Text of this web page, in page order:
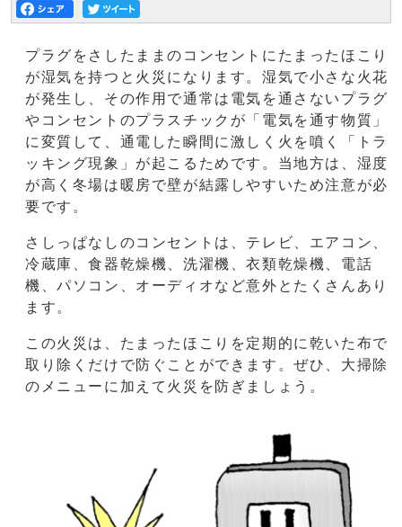
プラグをさしたままのコンセントにたまったほこり
が湿気を持つと火災になります。湿気で小さな火花
が発生し、その作用で通常は電気を通さないプラグ
やコンセントのプラスチックが「電気を通す物質」
に変質して、通電した瞬間に激しく火を噴く「トラ
ッキング現象」が起こるためです。当地方は、湿度
が高く冬場は暖房で壁が結露しやすいため注意が必
要です。
さしっぱなしのコンセントは、テレビ、エアコン、
冷蔵庫、食器乾燥機、洗濯機、衣類乾燥機、電話
機、パソコン、オーディオなど意外とたくさんあり
ます。
この火災は、たまったほこりを定期的に乾いた布で
取り除くだけで防ぐことができます。ぜひ、大掃除
のメニューに加えて火災を防ぎましょう。